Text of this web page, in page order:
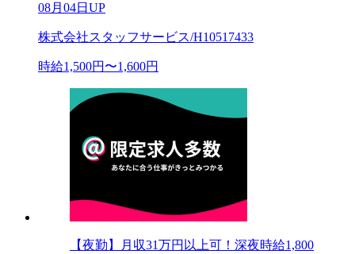
08月04日UP
株式会社スタッフサービス/H10517433
時給1,500円〜1,600円
【夜勤】月収31万円以上可！深夜時給1,800